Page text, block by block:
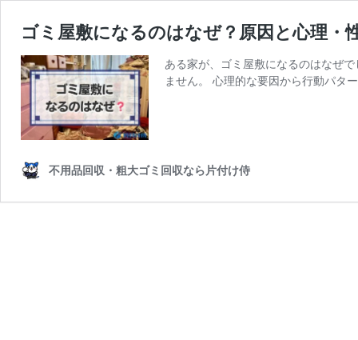
ゴミ屋敷になるのはなぜ？原因と心理・
ある家が、ゴミ屋敷になるのはなぜ
ません。 心理的な要因から行動パタ
不用品回収・粗大ゴミ回収なら片付け侍